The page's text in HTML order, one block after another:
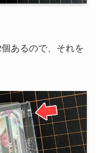
あるので、それを